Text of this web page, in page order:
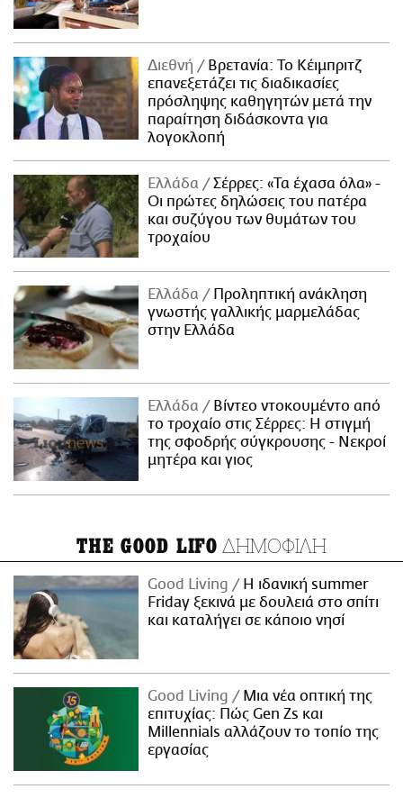
Διεθνή
Βρετανία: Το Κέιμπριτζ
επανεξετάζει τις διαδικασίες
πρόσληψης καθηγητών μετά την
παραίτηση διδάσκοντα για
λογοκλοπή
Ελλάδα
Σέρρες: «Τα έχασα όλα» -
Οι πρώτες δηλώσεις του πατέρα
και συζύγου των θυμάτων του
τροχαίου
Ελλάδα
Προληπτική ανάκληση
γνωστής γαλλικής μαρμελάδας
στην Ελλάδα
Ελλάδα
Βίντεο ντοκουμέντο από
το τροχαίο στις Σέρρες: Η στιγμή
της σφοδρής σύγκρουσης - Νεκροί
μητέρα και γιος
THE GOOD LIFO ΔΗΜΟΦΙΛΗ
Good Living
Η ιδανική summer
Friday ξεκινά με δουλειά στο σπίτι
και καταλήγει σε κάποιο νησί
Good Living
Μια νέα οπτική της
επιτυχίας: Πώς Gen Zs και
Millennials αλλάζουν το τοπίο της
εργασίας